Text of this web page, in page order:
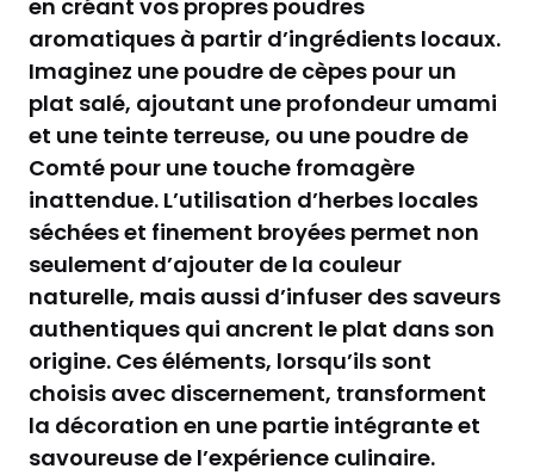
en créant vos propres poudres
aromatiques à partir d’ingrédients locaux.
Imaginez une poudre de cèpes pour un
plat salé, ajoutant une profondeur umami
et une teinte terreuse, ou une poudre de
Comté pour une touche fromagère
inattendue. L’utilisation d’herbes locales
séchées et finement broyées permet non
seulement d’ajouter de la couleur
naturelle, mais aussi d’infuser des saveurs
authentiques qui ancrent le plat dans son
origine. Ces éléments, lorsqu’ils sont
choisis avec discernement, transforment
la décoration en une partie intégrante et
savoureuse de l’expérience culinaire.